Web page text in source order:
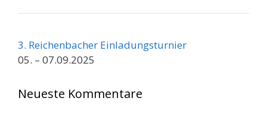
3. Reichenbacher Einladungsturnier
05. – 07.09.2025
Neueste Kommentare